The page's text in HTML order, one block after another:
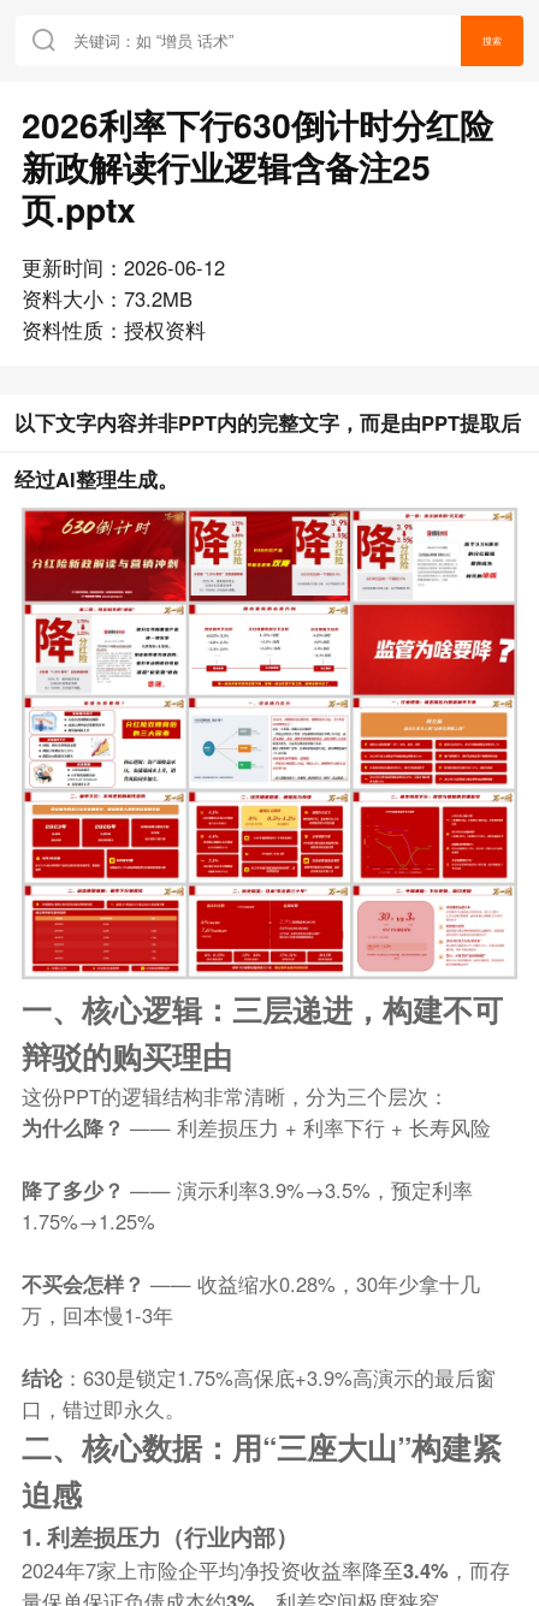
搜索
2026利率下行630倒计时分红险
新政解读行业逻辑含备注25
页.pptx
更新时间：2026-06-12
资料大小：73.2MB
资料性质：授权资料
以下文字内容并非PPT内的完整文字，而是由PPT提取后
经过AI整理生成。
一、核心逻辑：三层递进，构建不可
辩驳的购买理由
这份PPT的逻辑结构非常清晰，分为三个层次：
为什么降？ —— 利差损压力 + 利率下行 + 长寿风险
降了多少？ —— 演示利率3.9%→3.5%，预定利率
1.75%→1.25%
不买会怎样？ —— 收益缩水0.28%，30年少拿十几
万，回本慢1-3年
结论：630是锁定1.75%高保底+3.9%高演示的最后窗
口，错过即永久。
二、核心数据：用“三座大山”构建紧
迫感
1. 利差损压力（行业内部）
2024年7家上市险企平均净投资收益率降至3.4% ，而存